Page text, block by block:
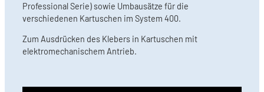
Professional Serie) sowie Umbausätze für die
verschiedenen Kartuschen im System 400.
Zum Ausdrücken des Klebers in Kartuschen mit
elektromechanischem Antrieb.